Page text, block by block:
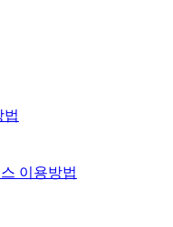
법
이용방법